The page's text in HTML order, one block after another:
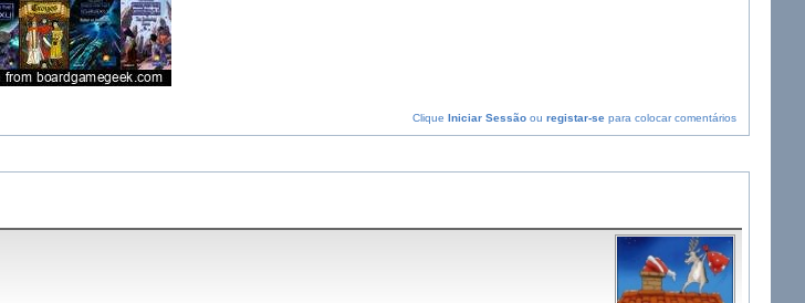
Clique Iniciar Sessãoou registar-separa colocar comentários